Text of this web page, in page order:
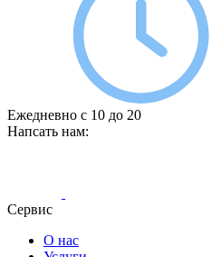
Ежедневно с 10 до 20
Напсать нам:
Сервис
О нас